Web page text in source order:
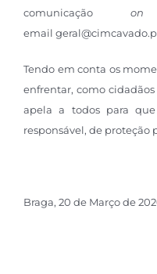
comunicação
email
Tendo em conta os
enfrentar, como cidadãos
apela a todos para
responsável, de proteção
Braga, 20 de Março de